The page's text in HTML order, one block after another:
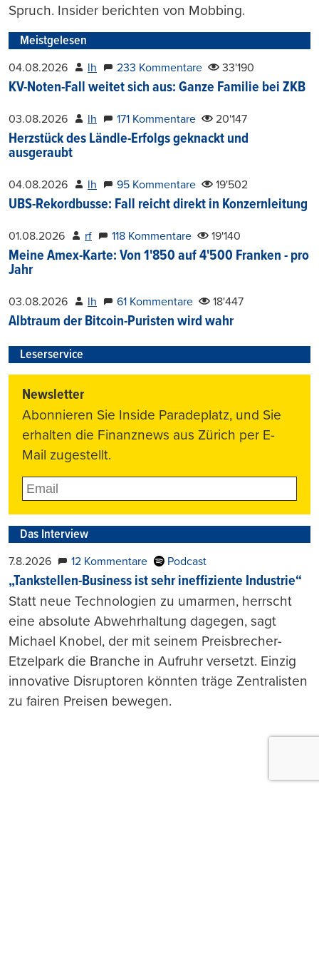
Spruch. Insider berichten von Mobbing.
Meistgelesen
04.08.2026 lh 233 Kommentare 33'190
KV-Noten-Fall weitet sich aus: Ganze Familie bei ZKB
03.08.2026 lh 171 Kommentare 20'147
Herzstück des Ländle-Erfolgs geknackt und
ausgeraubt
04.08.2026 lh 95 Kommentare 19'502
UBS-Rekordbusse: Fall reicht direkt in Konzernleitung
01.08.2026 rf 118 Kommentare 19'140
Meine Amex-Karte: Von 1'850 auf 4'500 Franken - pro
Jahr
03.08.2026 lh 61 Kommentare 18'447
Albtraum der Bitcoin-Puristen wird wahr
Leserservice
Newsletter
Abonnieren Sie Inside Paradeplatz, und Sie
erhalten die Finanznews aus Zürich per E-
Mail zugestellt.
Das Interview
7.8.2026 12 Kommentare Podcast
„Tankstellen-Business ist sehr ineffiziente Industrie“
Statt neue Technologien zu umarmen, herrscht
eine absolute Abwehrhaltung dagegen, sagt
Michael Knobel, der mit seinem Preisbrecher-
Etzelpark die Branche in Aufruhr versetzt. Einzig
innovative Disruptoren könnten träge Zentralisten
zu fairen Preisen bewegen.